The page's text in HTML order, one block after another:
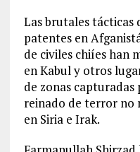
Las brutales tácticas
patentes en
de civiles chiíes han
en Kabul y otros
de zonas
reinado de terror no
en Siria e Irak.